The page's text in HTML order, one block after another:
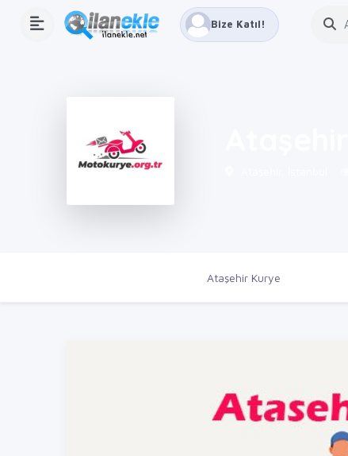
Bize Katıl!
Ataşehir Kurye